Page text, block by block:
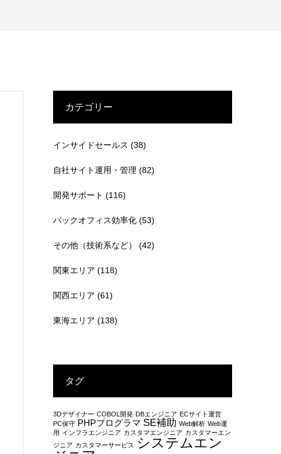
カテゴリー
インサイドセールス (38)
自社サイト運用・管理 (82)
開発サポート (116)
バックオフィス効率化 (53)
その他（技術系など） (42)
関東エリア (118)
関西エリア (61)
東海エリア (138)
タグ
3Dデザイナー COBOL開発 DBエンジニア ECサイト運営
PC保守 PHPプログラマ SE補助 Web解析 Web運
用 インフラエンジニア カスタマエンジニア カスタマーエン
ジニア カスタマーサービス
システムエン